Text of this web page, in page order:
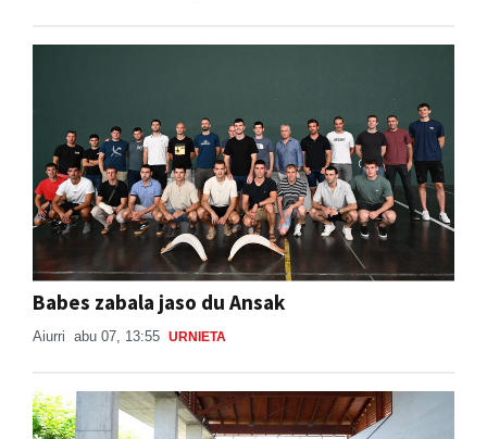
Babes zabala jaso du Ansak
Aiurri abu 07, 13:55 URNIETA